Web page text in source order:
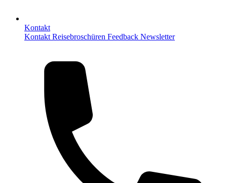
Kontakt
Kontakt Reisebroschüren Feedback Newsletter